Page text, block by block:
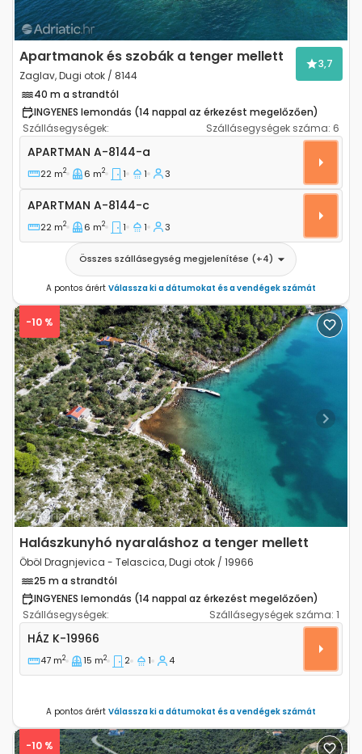
Apartmanok és szobák a tenger mellett
Zaglav, Dugi otok / 8144
3,7
40 m a strandtól
INGYENES lemondás (14 nappal az érkezést megelőzően)
Szállásegységek:
Szállásegységek száma: 6
Egyszobás apartman Zaglav, Dugi otok A-8144-a
APARTMAN A-8144-a
22 m2 6 m2 1 1 3
Apartman A-8144-c
APARTMAN A-8144-c
22 m2 6 m2 1 1 3
Összes szállásegység megjelenítése (+4)
A pontos árért Válassza ki a dátumokat és a vendégek számát
Previous Next
-10 %
Halászkunyhó nyaraláshoz a tenger mellett
Öböl Dragnjevica - Telascica, Dugi otok / 19966
25 m a strandtól
INGYENES lemondás (14 nappal az érkezést megelőzően)
Szállásegységek:
Szállásegységek száma: 1
Kétszobás ház Öböl Dragnjevica - Telascica, Dugi
HÁZ K-19966
47 m2 15 m2 2 1 4
A pontos árért Válassza ki a dátumokat és a vendégek számát
-10 %